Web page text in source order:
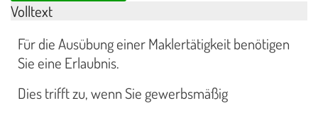
Volltext
Für die Ausübung einer Maklertätigkeit benötigen
Sie eine Erlaubnis.
Dies trifft zu, wenn Sie gewerbsmäßig